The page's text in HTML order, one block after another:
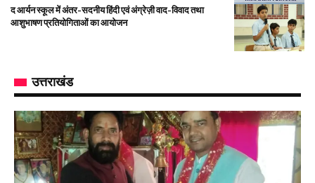
द आर्यन स्कूल में अंतर-सदनीय हिंदी एवं अंग्रेज़ी वाद-विवाद तथा
आशुभाषण प्रतियोगिताओं का आयोजन
उत्तराखंड